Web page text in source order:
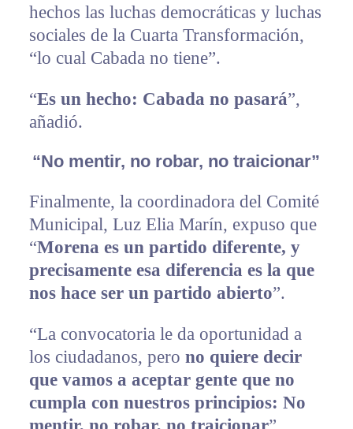
hechos las luchas democráticas y luchas
sociales de la Cuarta Transformación,
“lo cual Cabada no tiene”.
“Es un hecho: Cabada no pasará”,
añadió.
“No mentir, no robar, no traicionar”
Finalmente, la coordinadora del Comité
Municipal, Luz Elia Marín, expuso que
“Morena es un partido diferente, y
precisamente esa diferencia es la que
nos hace ser un partido abierto”.
“La convocatoria le da oportunidad a
los ciudadanos, pero no quiere decir
que vamos a aceptar gente que no
cumpla con nuestros principios: No